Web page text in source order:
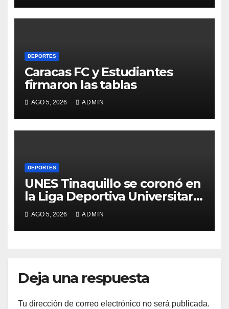
DEPORTES
Caracas FC y Estudiantes
firmaron las tablas
AGO 5, 2026 ADMIN
DEPORTES
UNES Tinaquillo se coronó en
la Liga Deportiva Universitaria
2026
AGO 5, 2026 ADMIN
Deja una respuesta
Tu dirección de correo electrónico no será publicada.